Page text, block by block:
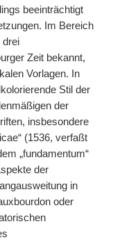
beeinträchtigt
Im Bereich
drei
Zeit bekannt,
Vorlagen. In
Stil der
der
insbesondere
(1536, verfaßt
„fundamentum“
der
in
oder